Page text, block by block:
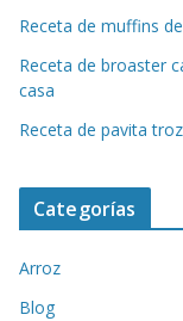
Receta de muffins
Receta de broaster
casa
Receta de pavita
Categorías
Arroz
Blog